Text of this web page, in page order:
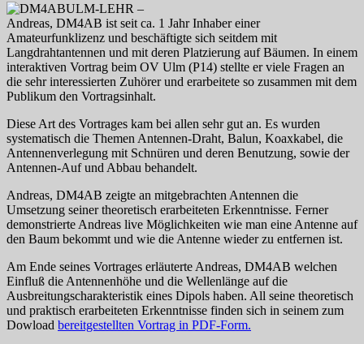
ULM-LEHR –
Andreas, DM4AB ist seit ca. 1 Jahr Inhaber einer
Amateurfunklizenz und beschäftigte sich seitdem mit
Langdrahtantennen und mit deren Platzierung auf Bäumen. In einem
interaktiven Vortrag beim OV Ulm (P14) stellte er viele Fragen an
die sehr interessierten Zuhörer und erarbeitete so zusammen mit dem
Publikum den Vortragsinhalt.
Diese Art des Vortrages kam bei allen sehr gut an. Es wurden
systematisch die Themen Antennen-Draht, Balun, Koaxkabel, die
Antennenverlegung mit Schnüren und deren Benutzung, sowie der
Antennen-Auf und Abbau behandelt.
Andreas, DM4AB zeigte an mitgebrachten Antennen die
Umsetzung seiner theoretisch erarbeiteten Erkenntnisse. Ferner
demonstrierte Andreas live Möglichkeiten wie man eine Antenne auf
den Baum bekommt und wie die Antenne wieder zu entfernen ist.
Am Ende seines Vortrages erläuterte Andreas, DM4AB welchen
Einfluß die Antennenhöhe und die Wellenlänge auf die
Ausbreitungscharakteristik eines Dipols haben. All seine theoretisch
und praktisch erarbeiteten Erkenntnisse finden sich in seinem zum
Dowload bereitgestellten Vortrag in PDF-Form.